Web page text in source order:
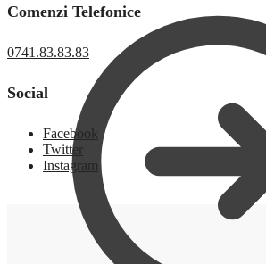
Comenzi Telefonice
0741.83.83.83
Social
Facebook
Twitter
Instagram